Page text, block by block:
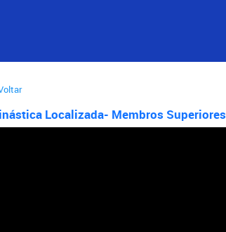
Localizada- Membros Superiores